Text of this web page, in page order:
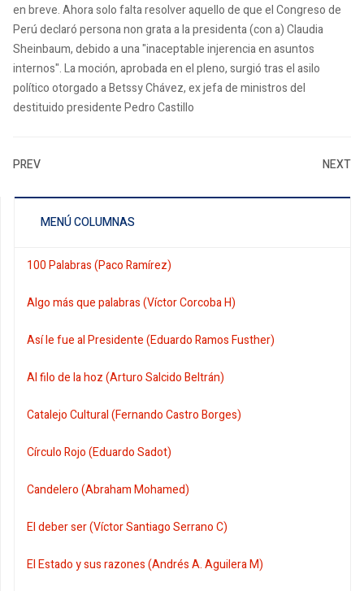
en breve. Ahora solo falta resolver aquello de que el Congreso de
Perú declaró persona non grata a la presidenta (con a) Claudia
Sheinbaum, debido a una "inaceptable injerencia en asuntos
internos". La moción, aprobada en el pleno, surgió tras el asilo
político otorgado a Betssy Chávez, ex jefa de ministros del
destituido presidente Pedro Castillo
PREV NEXT
MENÚ COLUMNAS
100 Palabras (Paco Ramírez)
Algo más que palabras (Víctor Corcoba H)
Así le fue al Presidente (Eduardo Ramos Fusther)
Al filo de la hoz (Arturo Salcido Beltrán)
Catalejo Cultural (Fernando Castro Borges)
Círculo Rojo (Eduardo Sadot)
Candelero (Abraham Mohamed)
El deber ser (Víctor Santiago Serrano C)
El Estado y sus razones (Andrés A. Aguilera M)